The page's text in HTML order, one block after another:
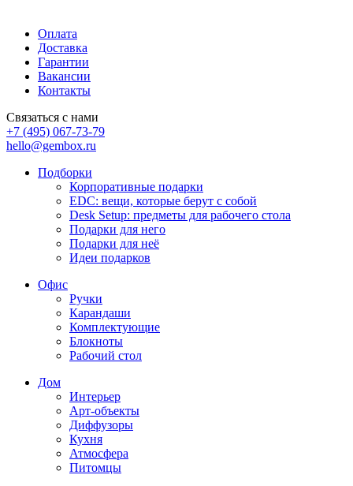
Оплата
Доставка
Гарантии
Вакансии
Контакты
Связаться с нами
+7 (495) 067-73-79
hello@gembox.ru
Подборки
Корпоративные подарки
EDC: вещи, которые берут с собой
Desk Setup: предметы для рабочего стола
Подарки для него
Подарки для неё
Идеи подарков
Офис
Ручки
Карандаши
Комплектующие
Блокноты
Рабочий стол
Дом
Интерьер
Арт-объекты
Диффузоры
Кухня
Атмосфера
Питомцы